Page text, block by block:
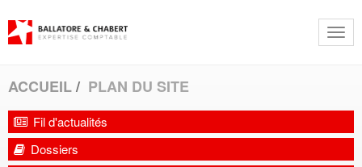
ACCUEIL PLAN DU SITE
Fil d'actualités
Dossiers